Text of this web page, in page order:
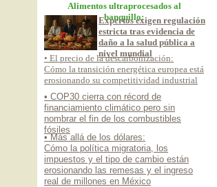
Alimentos ultraprocesados al
banquillo:
Expertos exigen regulación
estricta tras evidencia de
daño a la salud pública a
nivel mundial
• Más allá de los dólares:
Cómo la política migratoria, los
impuestos y el tipo de cambio están
erosionando las remesas y el ingreso
real de millones en México
• COP30 cierra con récord de
financiamiento climático pero sin
nombrar el fin de los combustibles
fósiles
• El precio de la descarbonización:
Cómo la transición energética europea está
erosionando su competitividad industrial